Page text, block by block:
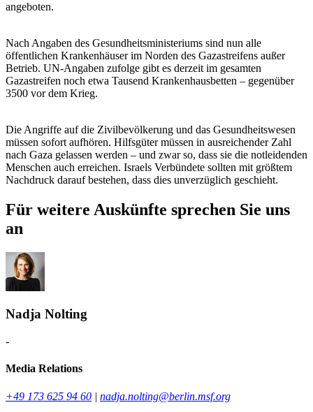
angeboten.
Nach Angaben des Gesundheitsministeriums sind nun alle
öffentlichen Krankenhäuser im Norden des Gazastreifens außer
Betrieb. UN-Angaben zufolge gibt es derzeit im gesamten
Gazastreifen noch etwa Tausend Krankenhausbetten – gegenüber
3500 vor dem Krieg.
Die Angriffe auf die Zivilbevölkerung und das Gesundheitswesen
müssen sofort aufhören. Hilfsgüter müssen in ausreichender Zahl
nach Gaza gelassen werden – und zwar so, dass sie die notleidenden
Menschen auch erreichen. Israels Verbündete sollten mit größtem
Nachdruck darauf bestehen, dass dies unverzüglich geschieht.
Für weitere Auskünfte sprechen Sie uns
an
Nadja Nolting
-
Media Relations
+49 173 625 94 60 | nadja.nolting@berlin.msf.org